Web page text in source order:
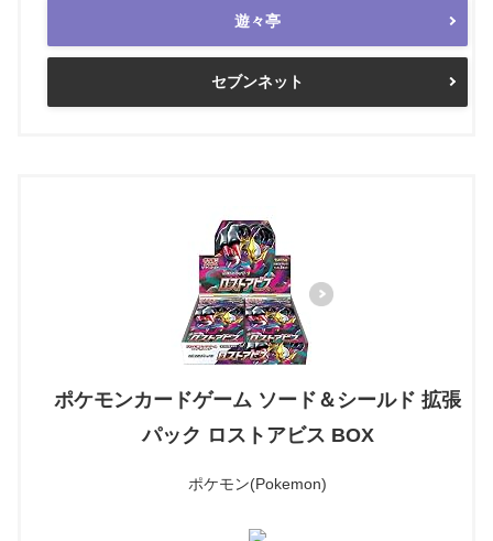
遊々亭
セブンネット
ポケモンカードゲーム ソード＆シールド 拡張
パック ロストアビス BOX
ポケモン(Pokemon)